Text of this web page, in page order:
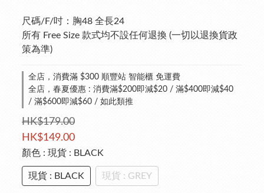
尺碼/F/吋：胸48 全長24
所有 Free Size 款式均不設任何退換 (一切以退換貨政
策為準)
全店，消費滿 $300 順豐站 智能櫃 免運費
全店，春夏優惠 : 消費滿$200即減$20 / 滿$400即減$40
/ 滿$600即減$60 / 如此類推
HK$179.00
HK$149.00
顏色 : 現貨 : BLACK
現貨 : BLACK 現貨 : GREY